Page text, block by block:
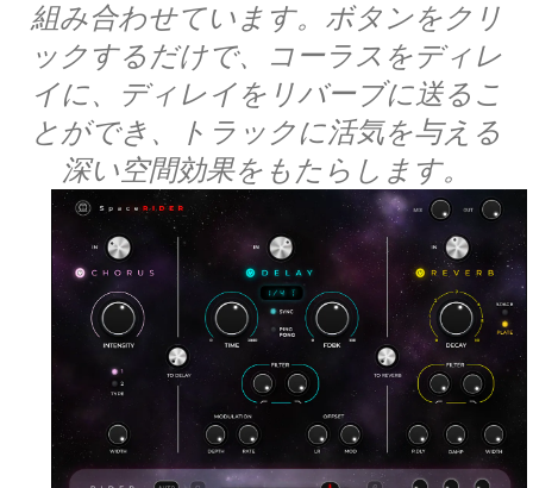
組み合わせています。ボタンをクリ
ックするだけで、コーラスをディレ
イに、ディレイをリバーブに送るこ
とができ、トラックに活気を与える
深い空間効果をもたらします。